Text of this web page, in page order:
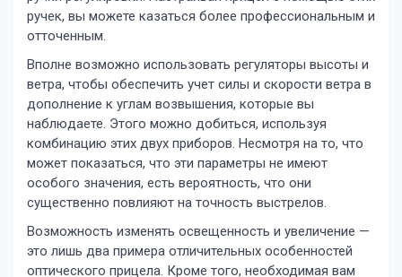
ручек, вы можете казаться более профессиональным и
отточенным.
Вполне возможно использовать регуляторы высоты и
ветра, чтобы обеспечить учет силы и скорости ветра в
дополнение к углам возвышения, которые вы
наблюдаете. Этого можно добиться, используя
комбинацию этих двух приборов. Несмотря на то, что
может показаться, что эти параметры не имеют
особого значения, есть вероятность, что они
существенно повлияют на точность выстрелов.
Возможность изменять освещенность и увеличение —
это лишь два примера отличительных особенностей
оптического прицела. Кроме того, необходимая вам